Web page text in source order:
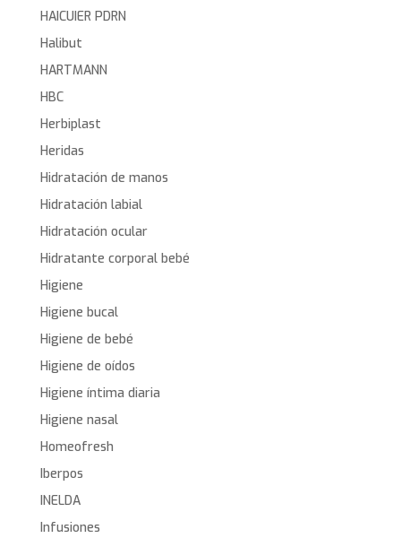
HAICUIER PDRN
Halibut
HARTMANN
HBC
Herbiplast
Heridas
Hidratación de manos
Hidratación labial
Hidratación ocular
Hidratante corporal bebé
Higiene
Higiene bucal
Higiene de bebé
Higiene de oídos
Higiene íntima diaria
Higiene nasal
Homeofresh
Iberpos
INELDA
Infusiones